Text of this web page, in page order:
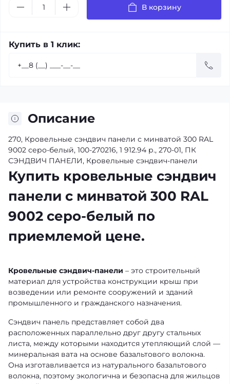
В корзину
Купить в 1 клик:
Описание
270, Кровельные сэндвич панели с минватой 300 RAL
9002 серо-белый, 100-270216, 1 912.94 р., 270-01, ПК
СЭНДВИЧ ПАНЕЛИ, Кровельные сэндвич-панели
Купить кровельные сэндвич
панели с минватой 300 RAL
9002 серо-белый по
приемлемой цене.
Кровельные сэндвич-панели – это строительный
материал для устройства конструкции крыш при
возведении или ремонте сооружений и зданий
промышленного и гражданского назначения.
Сэндвич панель представляет собой два
расположенных параллельно друг другу стальных
листа, между которыми находится утепляющий слой —
минеральная вата на основе базальтового волокна.
Она изготавливается из натурального базальтового
волокна, поэтому экологична и безопасна для жильцов